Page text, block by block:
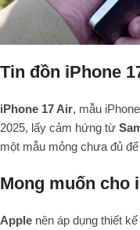
Tin đồn iPhone
iPhone 17 Air, mẫu
2025, lấy cảm hứng từ
một mẫu mỏng chưa đủ
Mong muốn cho
Apple nên áp dụng thiết